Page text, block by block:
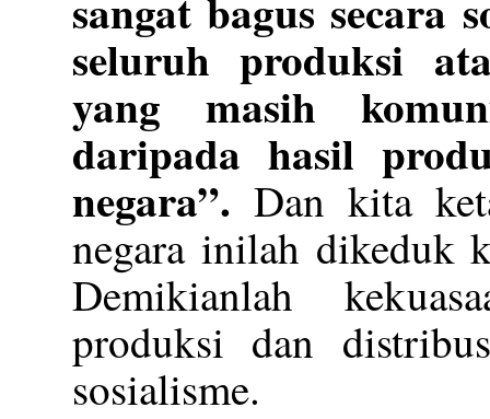
seluruh produksi
yang masih
daripada hasil
negara”. Dan kita
negara inilah dikeduk
Demikianlah
produksi dan
sosialisme.